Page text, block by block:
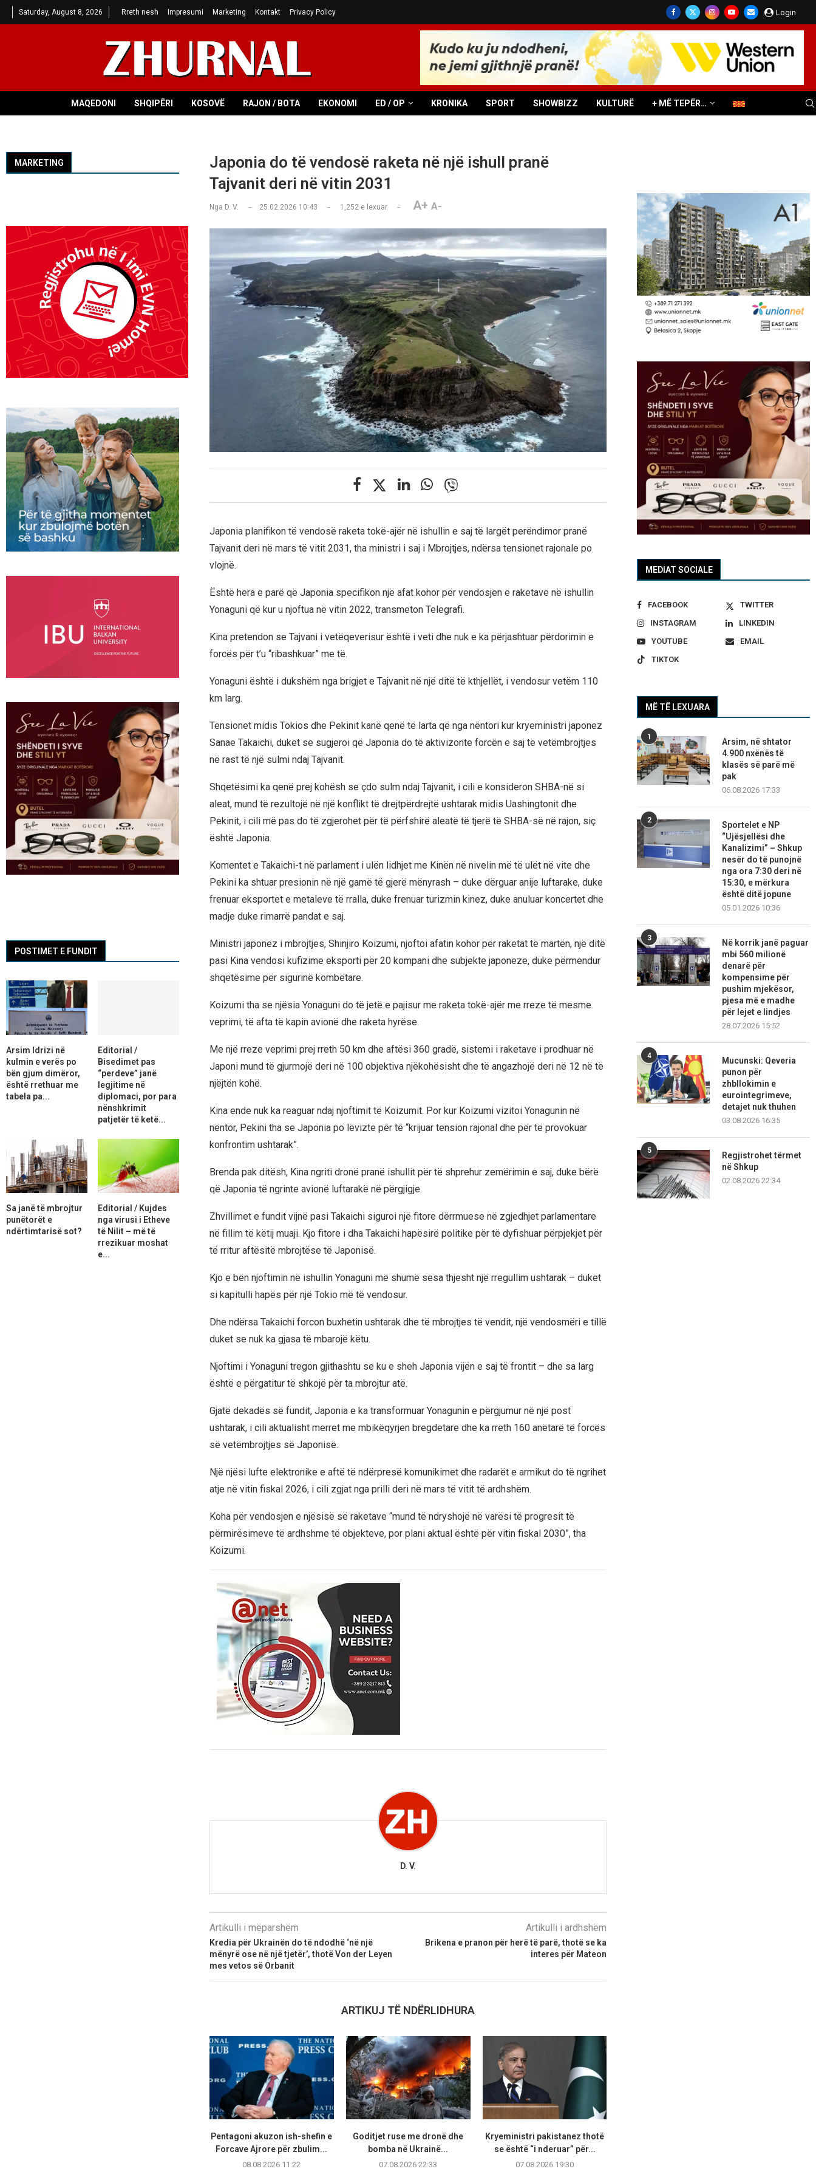
Saturday, August 8, 2026 Rreth nesh Impresumi Marketing Kontakt Privacy Policy Login
MAQEDONI SHQIPËRI KOSOVË RAJON / BOTA EKONOMI ED / OP KRONIKA SPORT SHOWBIZZ KULTURË + MË TEPËR…
Japonia do të vendosë raketa në një ishull pranë
Tajvanit deri në vitin 2031
Nga D. V. 25.02.2026 10:43 1,252e lexuar A+ A-
Japonia planifikon të vendosë raketa tokë-ajër në ishullin e saj të largët perëndimor pranë
Tajvanit deri në mars të vitit 2031, tha ministri i saj i Mbrojtjes, ndërsa tensionet rajonale po
vlojnë.
Është hera e parë që Japonia specifikon një afat kohor për vendosjen e raketave në ishullin
Yonaguni që kur u njoftua në vitin 2022, transmeton Telegrafi.
Kina pretendon se Tajvani i vetëqeverisur është i veti dhe nuk e ka përjashtuar përdorimin e
forcës për t’u “ribashkuar” me të.
Yonaguni është i dukshëm nga brigjet e Tajvanit në një ditë të kthjellët, i vendosur vetëm 110
km larg.
Tensionet midis Tokios dhe Pekinit kanë qenë të larta që nga nëntori kur kryeministri japonez
Sanae Takaichi, duket se sugjeroi që Japonia do të aktivizonte forcën e saj të vetëmbrojtjes
në rast të një sulmi ndaj Tajvanit.
Shqetësimi ka qenë prej kohësh se çdo sulm ndaj Tajvanit, i cili e konsideron SHBA-në si
aleat, mund të rezultojë në një konflikt të drejtpërdrejtë ushtarak midis Uashingtonit dhe
Pekinit, i cili më pas do të zgjerohet për të përfshirë aleatë të tjerë të SHBA-së në rajon, siç
është Japonia.
Komentet e Takaichi-t në parlament i ulën lidhjet me Kinën në nivelin më të ulët në vite dhe
Pekini ka shtuar presionin në një gamë të gjerë mënyrash – duke dërguar anije luftarake, duke
frenuar eksportet e metaleve të rralla, duke frenuar turizmin kinez, duke anuluar koncertet dhe
madje duke rimarrë pandat e saj.
Ministri japonez i mbrojtjes, Shinjiro Koizumi, njoftoi afatin kohor për raketat të martën, një ditë
pasi Kina vendosi kufizime eksporti për 20 kompani dhe subjekte japoneze, duke përmendur
shqetësime për sigurinë kombëtare.
Koizumi tha se njësia Yonaguni do të jetë e pajisur me raketa tokë-ajër me rreze të mesme
veprimi, të afta të kapin avionë dhe raketa hyrëse.
Me një rreze veprimi prej rreth 50 km dhe aftësi 360 gradë, sistemi i raketave i prodhuar në
Japoni mund të gjurmojë deri në 100 objektiva njëkohësisht dhe të angazhojë deri në 12 në të
njëjtën kohë.
Kina ende nuk ka reaguar ndaj njoftimit të Koizumit. Por kur Koizumi vizitoi Yonagunin në
nëntor, Pekini tha se Japonia po lëvizte për të “krijuar tension rajonal dhe për të provokuar
konfrontim ushtarak”.
Brenda pak ditësh, Kina ngriti dronë pranë ishullit për të shprehur zemërimin e saj, duke bërë
që Japonia të ngrinte avionë luftarakë në përgjigje.
Zhvillimet e fundit vijnë pasi Takaichi siguroi një fitore dërrmuese në zgjedhjet parlamentare
në fillim të këtij muaji. Kjo fitore i dha Takaichi hapësirë politike për të dyfishuar përpjekjet për
të rritur aftësitë mbrojtëse të Japonisë.
Kjo e bën njoftimin në ishullin Yonaguni më shumë sesa thjesht një rregullim ushtarak – duket
si kapitulli hapës për një Tokio më të vendosur.
Dhe ndërsa Takaichi forcon buxhetin ushtarak dhe të mbrojtjes të vendit, një vendosmëri e tillë
duket se nuk ka gjasa të mbarojë këtu.
Njoftimi i Yonaguni tregon gjithashtu se ku e sheh Japonia vijën e saj të frontit – dhe sa larg
është e përgatitur të shkojë për ta mbrojtur atë.
Gjatë dekadës së fundit, Japonia e ka transformuar Yonagunin e përgjumur në një post
ushtarak, i cili aktualisht merret me mbikëqyrjen bregdetare dhe ka rreth 160 anëtarë të forcës
së vetëmbrojtjes së Japonisë.
Një njësi lufte elektronike e aftë të ndërpresë komunikimet dhe radarët e armikut do të ngrihet
atje në vitin fiskal 2026, i cili zgjat nga prilli deri në mars të vitit të ardhshëm.
Koha për vendosjen e njësisë së raketave “mund të ndryshojë në varësi të progresit të
përmirësimeve të ardhshme të objekteve, por plani aktual është për vitin fiskal 2030”, tha
Koizumi.
D. V.
Artikulli i mëparshëm
Kredia për Ukrainën do të ndodhë ‘në një
mënyrë ose në një tjetër’, thotë Von der Leyen
mes vetos së Orbanit
Artikulli i ardhshëm
Brikena e pranon për herë të parë, thotë se ka
interes për Mateon
ARTIKUJ TË NDËRLIDHURA
Pentagoni akuzon ish-shefin e
Forcave Ajrore për zbulim...
08.08.2026 11:22
Goditjet ruse me dronë dhe
bomba në Ukrainë...
07.08.2026 22:33
Kryeministri pakistanez thotë
se është “i nderuar” për...
07.08.2026 19:30
MEDIAT SOCIALE
FACEBOOK
TWITTER
INSTAGRAM
LINKEDIN
YOUTUBE
EMAIL
TIKTOK
MË TË LEXUARA
1
Arsim, në shtator
4.900 nxënës të
klasës së parë më
pak
06.08.2026 17:33
2
Sportelet e NP
“Ujësjellësi dhe
Kanalizimi” – Shkup
nesër do të punojnë
nga ora 7:30 deri në
15:30, e mërkura
është ditë jopune
05.01.2026 10:36
3
Në korrik janë paguar
mbi 560 milionë
denarë për
kompensime për
pushim mjekësor,
pjesa më e madhe
për lejet e lindjes
28.07.2026 15:52
4
Mucunski: Qeveria
punon për
zhbllokimin e
eurointegrimeve,
detajet nuk thuhen
03.08.2026 16:35
5
Regjistrohet tërmet
në Shkup
02.08.2026 22:34
MARKETING
POSTIMET E FUNDIT
Arsim Idrizi në
kulmin e verës po
bën gjum dimëror,
është rrethuar me
tabela pa...
Editorial /
Bisedimet pas
“perdeve” janë
legjitime në
diplomaci, por para
nënshkrimit
patjetër të ketë...
Sa janë të mbrojtur
punëtorët e
ndërtimtarisë sot?
Editorial / Kujdes
nga virusi i Etheve
të Nilit – më të
rrezikuar moshat
e...